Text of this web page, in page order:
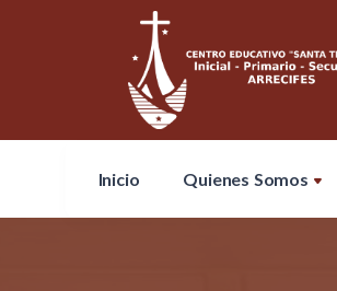
Inicio Quienes Somos